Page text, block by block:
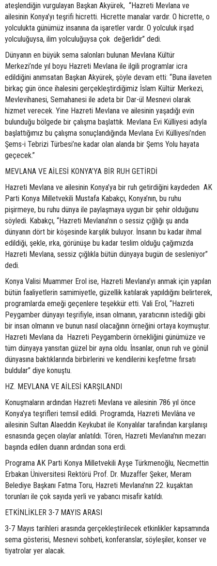
ateşlendiğin vurgulayan Başkan Akyürek, “Hazreti Mevlana ve
ailesinin Konya’yı teşrifi hicretti. Hicrette manalar vardır. O hicrette, o
yolculukta günümüz insanına da işaretler vardır. O yolculuk irşad
yolculuğuysa, ilim yolculuğuysa çok değerlidir” dedi.
Dünyanın en büyük sema salonları bulunan Mevlana Kültür
Merkezi’nde yıl boyu Hazreti Mevlana ile ilgili programlar icra
edildiğini anımsatan Başkan Akyürek, şöyle devam etti: “Buna ilaveten
birkaç gün önce ihalesini gerçekleştirdiğimiz İslam Kültür Merkezi,
Mevlevihanesi, Semahanesi ile adeta bir Dar-ül Mesnevi olarak
hizmet verecek. Yine Hazreti Mevlana ve ailesinin yaşadığı evin
bulunduğu bölgede bir çalışma başlattık. Mevlana Evi Külliyesi adıyla
başlattığımız bu çalışma sonuçlandığında Mevlana Evi Külliyesi’nden
Şems-i Tebrizi Türbesi’ne kadar olan alanda bir Şems Yolu hayata
geçecek.”
MEVLANA VE AİLESİ KONYA’YA BİR RUH GETİRDİ
Hazreti Mevlana ve ailesinin Konya’ya bir ruh getirdiğini kaydeden AK
Parti Konya Milletvekili Mustafa Kabakçı, Konya’nın, bu ruhu
pişirmeye, bu ruhu dünya ile paylaşmaya uygun bir şehir olduğunu
söyledi. Kabakçı, “Hazreti Mevlana’nın o sessiz çığlığı şu anda
dünyanın dört bir köşesinde karşılık buluyor. İnsanın bu kadar ihmal
edildiği, şekle, ırka, görünüşe bu kadar teslim olduğu çağımızda
Hazreti Mevlana, sessiz çığlıkla bütün dünyaya bugün de sesleniyor”
dedi.
Konya Valisi Muammer Erol ise, Hazreti Mevlana’yı anmak için yapılan
bütün faaliyetlerin samimiyetle, güzellik katılarak yapıldığını belirterek,
programlarda emeği geçenlere teşekkür etti. Vali Erol, “Hazreti
Peygamber dünyayı teşrifiyle, insan olmanın, yaratıcının istediği gibi
bir insan olmanın ve bunun nasıl olacağının örneğini ortaya koymuştur.
Hazreti Mevlana da Hazreti Peygamberin örnekliğini günümüze ve
tüm dünyaya yansıtan güzel bir ayna oldu. İnsanlar, onun ruh ve gönül
dünyasına baktıklarında birbirlerini ve kendilerini keşfetme fırsatı
buldular” diye konuştu.
HZ. MEVLANA VE AİLESİ KARŞILANDI
Konuşmaların ardından Hazreti Mevlana ve ailesinin 786 yıl önce
Konya’ya teşrifleri temsil edildi. Programda, Hazreti Mevlâna ve
ailesinin Sultan Alaeddin Keykubat ile Konyalılar tarafından karşılanışı
esnasında geçen olaylar anlatıldı. Tören, Hazreti Mevlana'nın mezarı
başında edilen duanın ardından sona erdi.
Programa AK Parti Konya Milletvekili Ayşe Türkmenoğlu, Necmettin
Erbakan Üniversitesi Rektörü Prof. Dr. Muzaffer Şeker, Meram
Belediye Başkanı Fatma Toru, Hazreti Mevlana’nın 22. kuşaktan
torunları ile çok sayıda yerli ve yabancı misafir katıldı.
ETKİNLİKLER 3-7 MAYIS ARASI
3-7 Mayıs tarihleri arasında gerçekleştirilecek etkinlikler kapsamında
sema gösterisi, Mesnevi sohbeti, konferanslar, söyleşiler, konser ve
tiyatrolar yer alacak.